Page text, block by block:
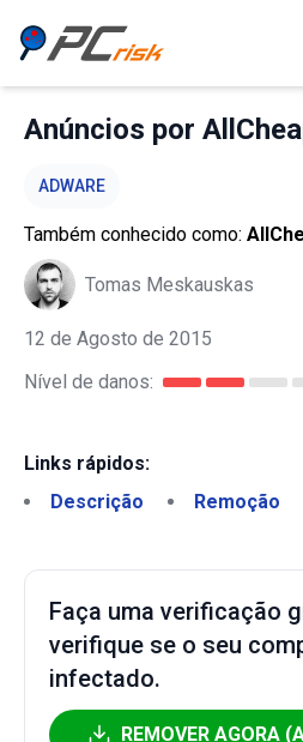
Anúncios por
ADWARE
Também conhecido como:
Tomas Meskauskas
12 de Agosto de 2015
Nível de danos:
Links rápidos:
Descrição
Remoção
Faça uma verificação
verifique se o seu
infectado.
REMOVER AGORA